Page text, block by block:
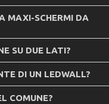
MAXI-SCHERMI DA
SU DUE LATI?
DI UN LEDWALL?
COMUNE?